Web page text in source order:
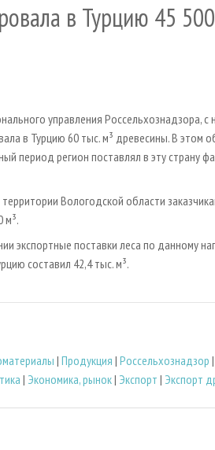
в Турцию 45
управления Россельхознадзора, с
в Турцию 60 тыс. м³ древесины. В этом
период регион поставлял в эту страну
Вологодской области
м³.
экспортные поставки леса по данному
составил 42,4 тыс. м³.
| Продукция | Россельхознадзор |
| Экономика, рынок| Экспорт | Экспорт